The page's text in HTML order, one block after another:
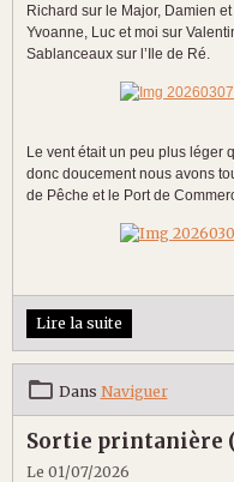
Richard sur le Major, Damien
Yvoanne, Luc et moi sur
Sablanceaux sur l’Ile de Ré.
Le vent était un peu plus léger
donc doucement nous avons
de Pêche et le Port de
Lire la suite
Dans Naviguer
Sortie printanière
Le 01/07/2026